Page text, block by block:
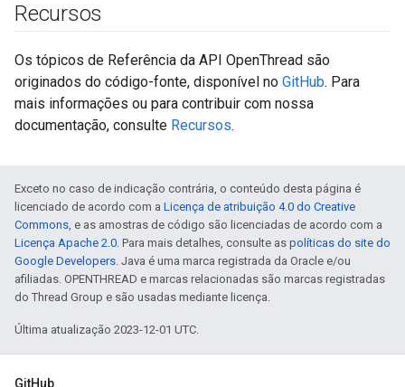
Recursos
Os tópicos de Referência da API OpenThread são
originados do código-fonte, disponível no GitHub. Para
mais informações ou para contribuir com nossa
documentação, consulte Recursos.
Exceto no caso de indicação contrária, o conteúdo desta página é
licenciado de acordo com a Licença de atribuição 4.0 do Creative
Commons, e as amostras de código são licenciadas de acordo com a
Licença Apache 2.0. Para mais detalhes, consulte as políticas do site do
Google Developers. Java é uma marca registrada da Oracle e/ou
afiliadas. OPENTHREAD e marcas relacionadas são marcas registradas
do Thread Group e são usadas mediante licença.
Última atualização 2023-12-01 UTC.
GitHub